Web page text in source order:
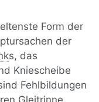
Form der
der
s, das
Kniescheibe
Fehlbildungen